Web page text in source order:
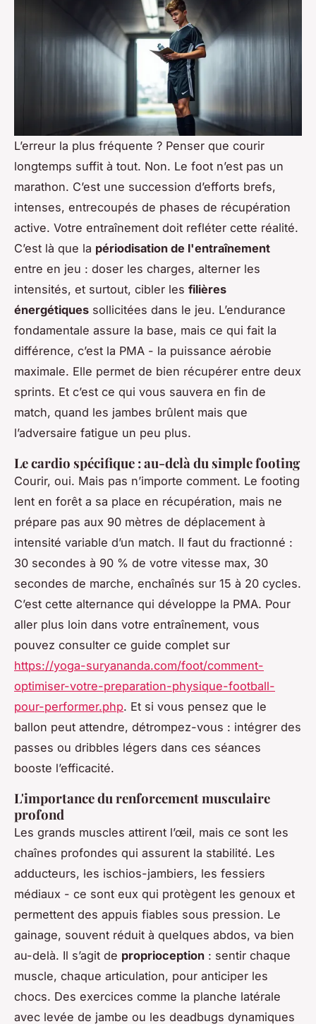
L’erreur la plus fréquente ? Penser que courir
longtemps suffit à tout. Non. Le foot n’est pas un
marathon. C’est une succession d’efforts brefs,
intenses, entrecoupés de phases de récupération
active. Votre entraînement doit refléter cette réalité.
C’est là que la périodisation de l'entraînement
entre en jeu : doser les charges, alterner les
intensités, et surtout, cibler les filières
énergétiques sollicitées dans le jeu. L’endurance
fondamentale assure la base, mais ce qui fait la
différence, c’est la PMA - la puissance aérobie
maximale. Elle permet de bien récupérer entre deux
sprints. Et c’est ce qui vous sauvera en fin de
match, quand les jambes brûlent mais que
l’adversaire fatigue un peu plus.
Le cardio spécifique : au-delà du simple footing
Courir, oui. Mais pas n’importe comment. Le footing
lent en forêt a sa place en récupération, mais ne
prépare pas aux 90 mètres de déplacement à
intensité variable d’un match. Il faut du fractionné :
30 secondes à 90 % de votre vitesse max, 30
secondes de marche, enchaînés sur 15 à 20 cycles.
C’est cette alternance qui développe la PMA. Pour
aller plus loin dans votre entraînement, vous
pouvez consulter ce guide complet sur
https://yoga-suryananda.com/foot/comment-
optimiser-votre-preparation-physique-football-
pour-performer.php. Et si vous pensez que le
ballon peut attendre, détrompez-vous : intégrer des
passes ou dribbles légers dans ces séances
booste l’efficacité.
L'importance du renforcement musculaire
profond
Les grands muscles attirent l’œil, mais ce sont les
chaînes profondes qui assurent la stabilité. Les
adducteurs, les ischios-jambiers, les fessiers
médiaux - ce sont eux qui protègent les genoux et
permettent des appuis fiables sous pression. Le
gainage, souvent réduit à quelques abdos, va bien
au-delà. Il s’agit de proprioception : sentir chaque
muscle, chaque articulation, pour anticiper les
chocs. Des exercices comme la planche latérale
avec levée de jambe ou les deadbugs dynamiques